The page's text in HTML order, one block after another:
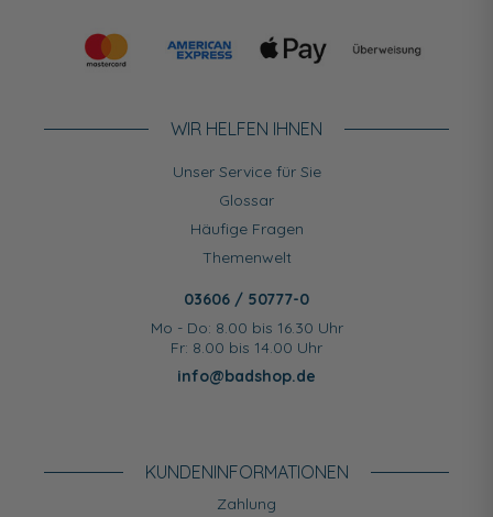
WIR HELFEN IHNEN
Unser Service für Sie
Glossar
Häufige Fragen
Themenwelt
03606 / 50777-0
Mo - Do: 8.00 bis 16.30 Uhr
Fr: 8.00 bis 14.00 Uhr
info@badshop.de
KUNDEN­INFORMATIONEN
Zahlung